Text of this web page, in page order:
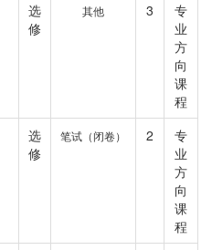
选
修
其他 3
专
业
方
向
课
程
选
修
笔试（闭卷） 2
专
业
方
向
课
程